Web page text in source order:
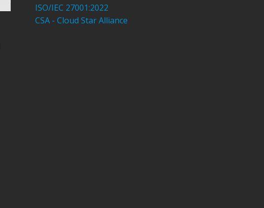
ISO/IEC 27001:2022
CSA - Cloud Star Alliance